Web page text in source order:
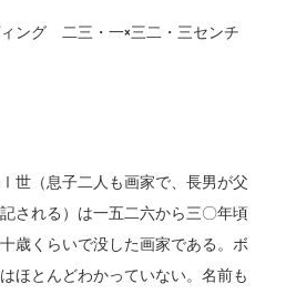
ング 二三・一×三二・三センチ
世（息子二人も画家で、長男が父
される）は一五二六から三〇年頃
歳くらいで没した画家である。ボ
ほとんどわかっていない。名前も